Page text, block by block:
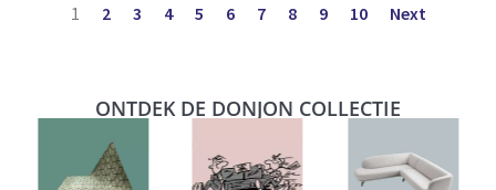
1 2 3 4 5 6 7 8 9 10 Next
ONTDEK DE DONJON COLLECTIE